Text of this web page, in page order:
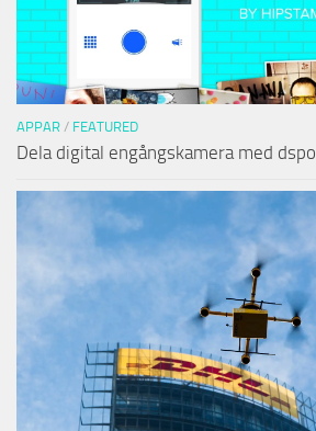
APPAR / FEATURED
Dela digital engångskamera med dspo